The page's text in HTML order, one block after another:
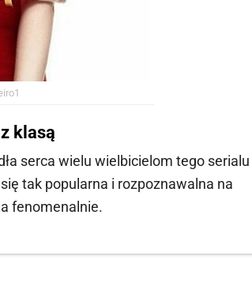
klasą
serca wielu wielbicielom tego serialu
tak popularna i rozpoznawalna na
fenomenalnie.